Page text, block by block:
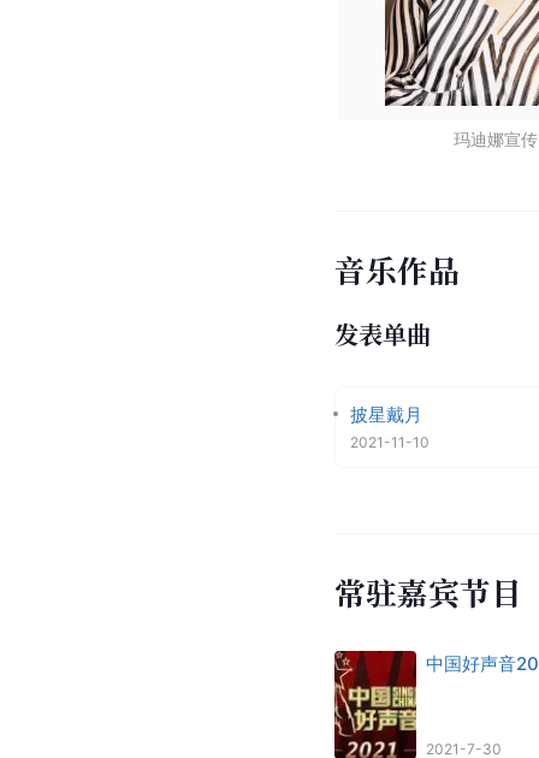
玛迪娜宣
音乐作品
发表单曲
披星戴月
2021-11-10
常驻嘉宾节目
中国好声音
2021-7-30